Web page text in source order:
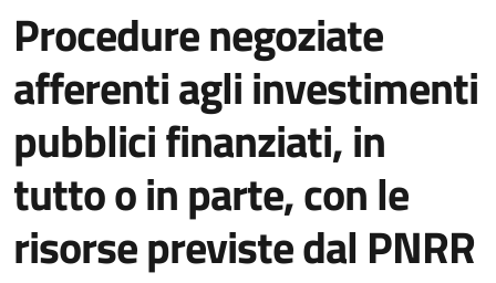
Procedure negoziate
afferenti agli investimenti
pubblici finanziati, in
tutto o in parte, con le
risorse previste dal PNRR